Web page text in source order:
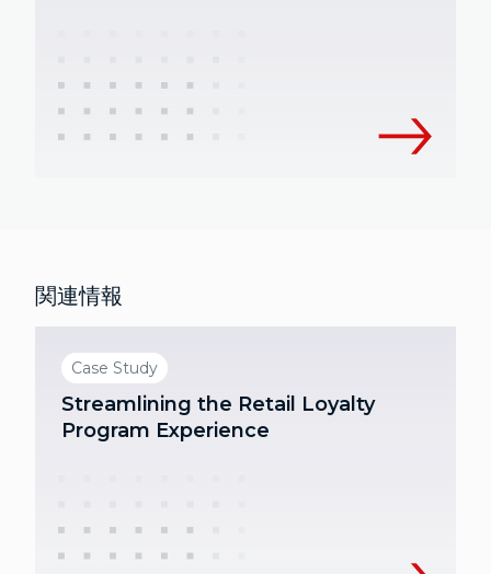
関連情報
Case Study
Streamlining the Retail Loyalty
Program Experience